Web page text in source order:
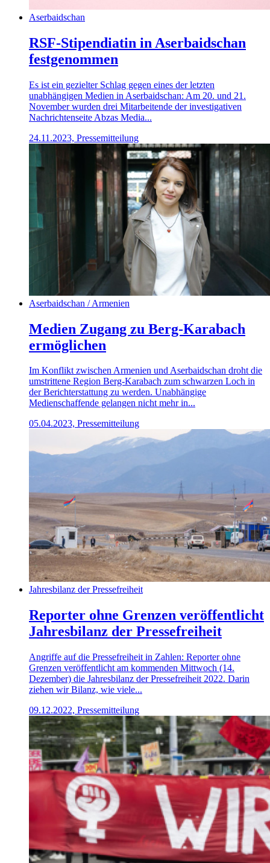
Aserbaidschan
RSF-Stipendiatin in Aserbaidschan
festgenommen
Es ist ein gezielter Schlag gegen eines der letzten
unabhängigen Medien in Aserbaidschan: Am 20. und 21.
November wurden drei Mitarbeitende der investigativen
Nachrichtenseite Abzas Media...
24.11.2023, Pressemitteilung
Aserbaidschan / Armenien
Medien Zugang zu Berg-Karabach
ermöglichen
Im Konflikt zwischen Armenien und Aserbaidschan droht die
umstrittene Region Berg-Karabach zum schwarzen Loch in
der Berichterstattung zu werden. Unabhängige
Medienschaffende gelangen nicht mehr in...
05.04.2023, Pressemitteilung
Jahresbilanz der Pressefreiheit
Reporter ohne Grenzen veröffentlicht
Jahresbilanz der Pressefreiheit
Angriffe auf die Pressefreiheit in Zahlen: Reporter ohne
Grenzen veröffentlicht am kommenden Mittwoch (14.
Dezember) die Jahresbilanz der Pressefreiheit 2022. Darin
ziehen wir Bilanz, wie viele...
09.12.2022, Pressemitteilung